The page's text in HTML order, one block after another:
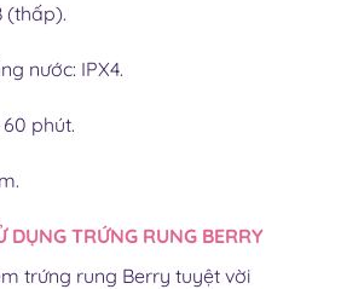
(thấp).
nước: IPX4.
phút.
DỤNG TRỨNG RUNG BERRY
trứng rung Berry tuyệt vời